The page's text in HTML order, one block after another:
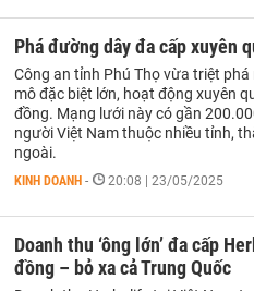
Phá đường dây đa cấp xuyên
Công an tỉnh Phú Thọ vừa triệt
mô đặc biệt lớn, hoạt động xuyên
đồng. Mạng lưới này có gần
người Việt Nam thuộc nhiều tỉnh,
ngoài.
KINH DOANH - 20:08 | 23/05/2025
Doanh thu ‘ông lớn’ đa cấp
đồng – bỏ xa cả Trung Quốc